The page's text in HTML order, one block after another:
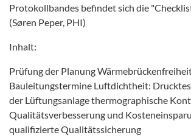
Protokollbandes befindet sich die
(Søren Peper, PHI)
Inhalt:
Prüfung der Planung
Bauleitungstermine Luftdichtheit:
der Lüftungsanlage thermographische
Qualitätsverbesserung und
qualifizierte Qualitätssicherung